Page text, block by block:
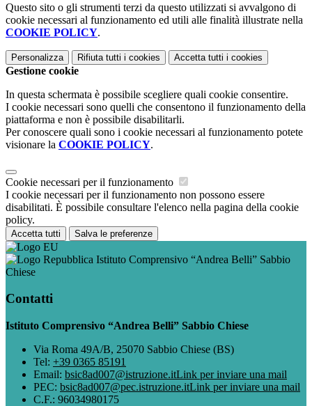
Questo sito o gli strumenti terzi da questo utilizzati si avvalgono di
cookie necessari al funzionamento ed utili alle finalità illustrate nella
COOKIE POLICY.
Personalizza Rifiuta tutti i cookies Accetta tutti i cookies
Gestione cookie
In questa schermata è possibile scegliere quali cookie consentire.
I cookie necessari sono quelli che consentono il funzionamento della
piattaforma e non è possibile disabilitarli.
Per conoscere quali sono i cookie necessari al funzionamento potete
visionare la COOKIE POLICY.
Cookie necessari per il funzionamento
I cookie necessari per il funzionamento non possono essere
disabilitati. È possibile consultare l'elenco nella pagina della cookie
policy.
Accetta tutti Salva le preferenze
Istituto Comprensivo “Andrea Belli” Sabbio
Chiese
Contatti
Istituto Comprensivo “Andrea Belli” Sabbio Chiese
Via Roma 49A/B, 25070 Sabbio Chiese (BS)
Tel: +39 0365 85191
Email: bsic8ad007@istruzione.itLink per inviare una mail
PEC: bsic8ad007@pec.istruzione.itLink per inviare una mail
C.F.: 96034980175